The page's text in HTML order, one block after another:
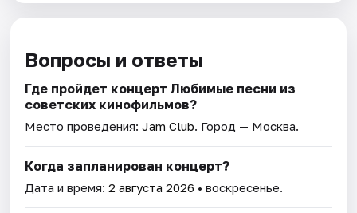
Вопросы и ответы
Где пройдет концерт Любимые песни из
советских кинофильмов?
Место проведения:Jam Club. Город — Москва.
Когда запланирован концерт?
Дата и время:2 августа 2026 • воскресенье.